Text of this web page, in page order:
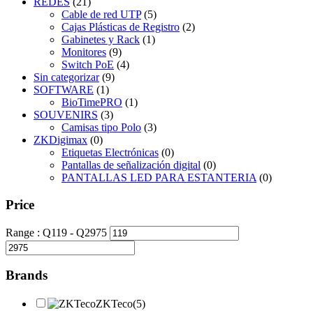
Cable de red UTP (5)
Cajas Plásticas de Registro (2)
Gabinetes y Rack (1)
Monitores (9)
Switch PoE (4)
Sin categorizar (9)
SOFTWARE (1)
BioTimePRO (1)
SOUVENIRS (3)
Camisas tipo Polo (3)
ZKDigimax (0)
Etiquetas Electrónicas (0)
Pantallas de señalización digital (0)
PANTALLAS LED PARA ESTANTERIA (0)
Price
Range : Q119 - Q2975
Brands
ZKTeco(5)